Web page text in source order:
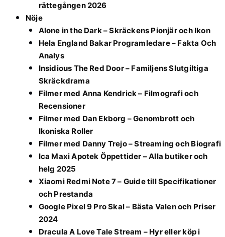
rättegången 2026
Nöje
Alone in the Dark – Skräckens Pionjär och Ikon
Hela England Bakar Programledare – Fakta Och
Analys
Insidious The Red Door – Familjens Slutgiltiga
Skräckdrama
Filmer med Anna Kendrick – Filmografi och
Recensioner
Filmer med Dan Ekborg – Genombrott och
Ikoniska Roller
Filmer med Danny Trejo – Streaming och Biografi
Ica Maxi Apotek Öppettider – Alla butiker och
helg 2025
Xiaomi Redmi Note 7 – Guide till Specifikationer
och Prestanda
Google Pixel 9 Pro Skal – Bästa Valen och Priser
2024
Dracula A Love Tale Stream – Hyr eller köp i